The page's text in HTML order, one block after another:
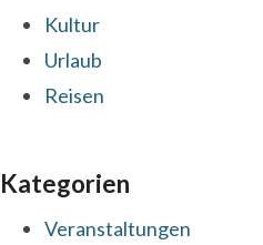
Kultur
Urlaub
Reisen
Kategorien
Veranstaltungen